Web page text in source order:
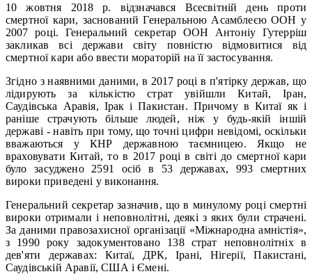
10 жовтня 2018 р. відзначався Всесвітній день проти
смертної кари, заснований Генеральною Асамблеєю ООН у
2007 році. Генеральний секретар ООН Антоніу Гутерріш
закликав всі держави світу повністю відмовитися від
смертної кари або ввести мораторій на її застосування.
Згідно з наявними даними, в 2017 році в п'ятірку держав, що
лідирують за кількістю страт увійшли Китай, Іран,
Саудівська Аравія, Ірак і Пакистан. Причому в Китаї як і
раніше страчують більше людей, ніж у будь-якій іншій
державі - навіть при тому, що точні цифри невідомі, оскільки
вважаються у КНР державною таємницею. Якщо не
враховувати Китай, то в 2017 році в світі до смертної кари
було засуджено 2591 осіб в 53 державах, 993 смертних
вироки приведені у виконання.
Генеральний секретар зазначив, що в минулому році смертні
вироки отримали і неповнолітні, деякі з яких були страчені.
За даними правозахисної організації «Міжнародна амністія»,
з 1990 року задокументовано 138 страт неповнолітніх в
дев'яти державах: Китаї, ДРК, Ірані, Нігерії, Пакистані,
Саудівській Аравії, США і Ємені.